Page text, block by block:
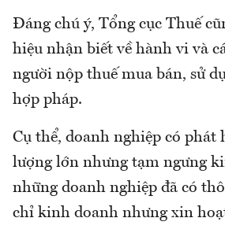
Đáng chú ý, Tổng cục Thuế
hiệu nhận biết về hành vi và
người nộp thuế mua bán, sử
hợp pháp.
Cụ thể, doanh nghiệp có phát
lượng lớn nhưng tạm ngưng
những doanh nghiệp đã có
chỉ kinh doanh nhưng xin